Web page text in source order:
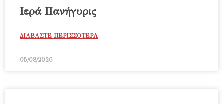
Ιερά Πανήγυρις
ΔΙΑΒΑΣΤΕ ΠΕΡΙΣΣΟΤΕΡΑ
05/08/2026